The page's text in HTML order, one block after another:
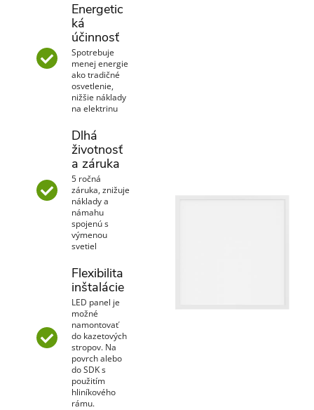
Energetic
ká
účinnosť
Spotrebuje
menej energie
ako tradičné
osvetlenie,
nižšie náklady
na elektrinu
Dlhá
životnosť
a záruka
5 ročná
záruka, znižuje
náklady a
námahu
spojenú s
výmenou
svetiel
Flexibilita
inštalácie
LED panel je
možné
namontovať
do kazetových
stropov. Na
povrch alebo
do SDK s
použitím
hliníkového
rámu.